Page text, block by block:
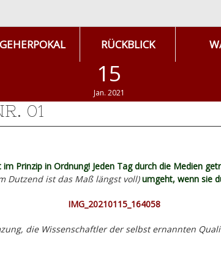
GEHERPOKAL RÜCKBLICK
15
Jan. 2021
01
Prinzip in Ordnung! Jeden Tag durch die Medien
Dutzend ist das Maß längst voll)umgeht, wenn sie
die Wissenschaftler der selbst ernannten